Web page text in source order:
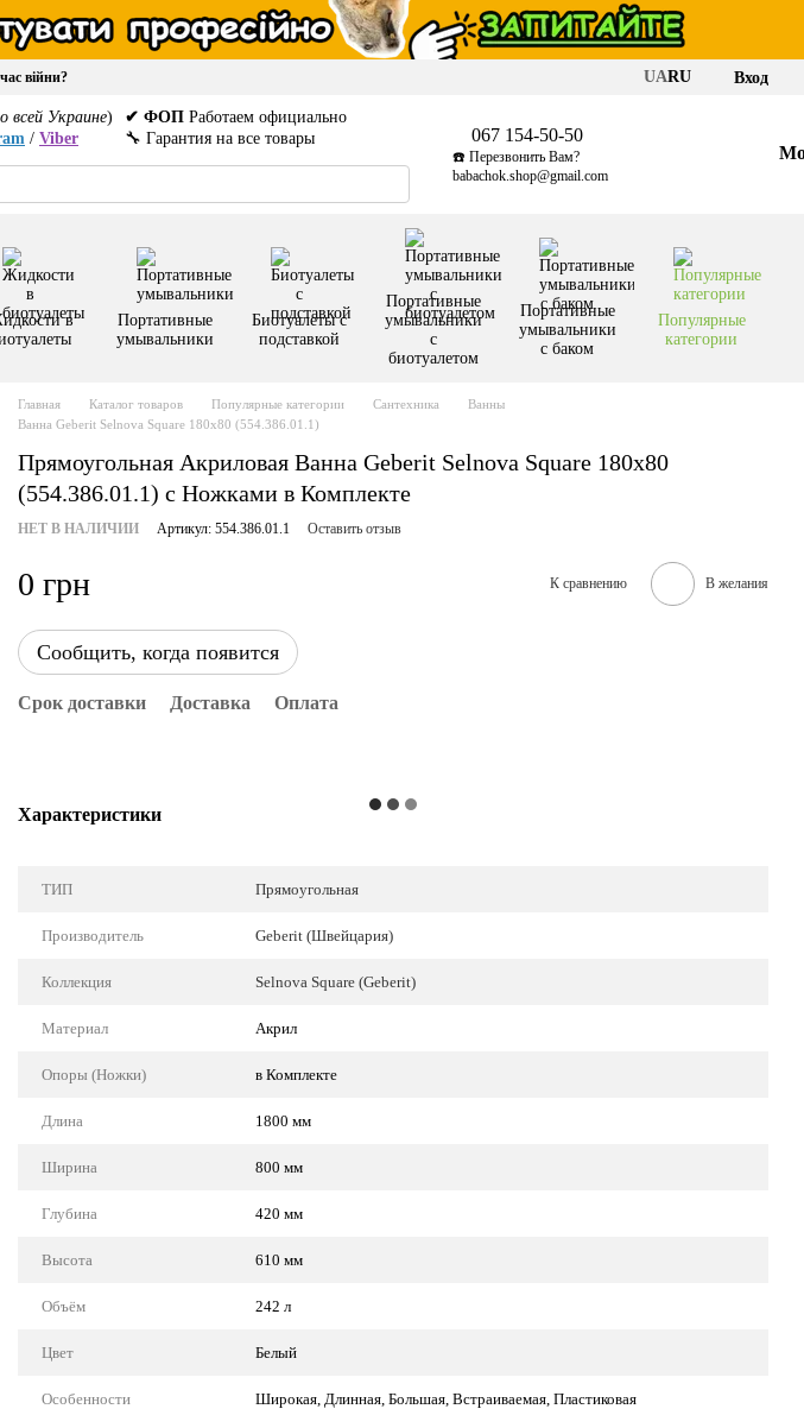
війни? UARU Вход
всей Украине)
/ Viber
✔ ФОП Работаем официально
🔧 Гарантия на все товары
067 154-50-50
☎️ Перезвонить Вам?
babachok.shop@gmail.com
в
Портативные
умывальники
Биотуалеты с
подставкой
Портативные
умывальники
с
биотуалетом
Портативные
умывальники
с баком
Популярные
категории
Главная Каталог товаров Популярные категории Сантехника
Ванны
Ванна Geberit Selnova Square 180x80 (554.386.01.1)
Прямоугольная Акриловая Ванна Geberit Selnova Square 180x80
(554.386.01.1) с Ножками в Комплекте
НЕТ В НАЛИЧИИ Артикул: 554.386.01.1 Оставить отзыв
0 грн К сравнению В желания
Сообщить, когда появится
Срок доставки Доставка Оплата
Характеристики
ТИП Прямоугольная
Производитель Geberit (Швейцария)
Коллекция Selnova Square (Geberit)
Материал Акрил
Опоры (Ножки) в Комплекте
Длина 1800 мм
Ширина 800 мм
Глубина 420 мм
Высота 610 мм
Объём 242 л
Цвет Белый
Особенности Широкая, Длинная, Большая, Встраиваемая, Пластиковая